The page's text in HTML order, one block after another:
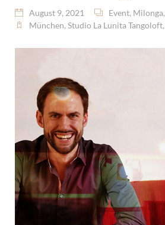
August 9, 2021 Event, Milonga,
München, Studio La Lunita Tangoloft,